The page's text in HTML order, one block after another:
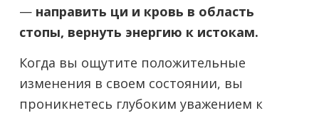
— направить ци и кровь в область
стопы, вернуть энергию к истокам.
Когда вы ощутите положительные
изменения в своем состоянии, вы
проникнетесь глубоким уважением к